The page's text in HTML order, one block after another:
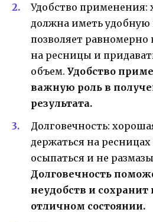
Удобство применения:
должна иметь удобную
позволяет равномерно
на ресницы и
объем. Удобство
важную роль в
результата.
Долговечность:
держаться на ресницах
осыпаться и не
Долговечность
неудобств и
отличном состоянии.